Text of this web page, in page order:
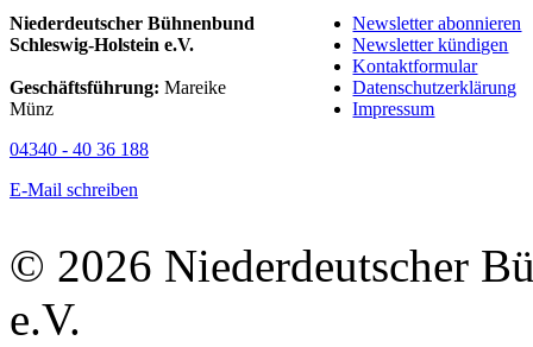
Niederdeutscher Bühnenbund
Schleswig-Holstein e.V.
Geschäftsführung: Mareike
Münz
04340 - 40 36 188
E-Mail schreiben
Newsletter abonnieren
Newsletter kündigen
Kontaktformular
Datenschutzerklärung
Impressum
© 2026 Niederdeutscher
e.V.